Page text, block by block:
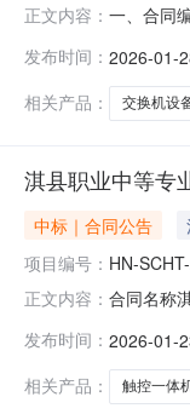
正文内容： 一、合同
公司企业
发布时间： 2026-01-
相关产品：
交换机设
淇县职业中等专
中标｜合同公告
项目编号： HN-
正文内容： 合同名称
人发布的
发布时间： 2026-01-
相关产品：
触控一体